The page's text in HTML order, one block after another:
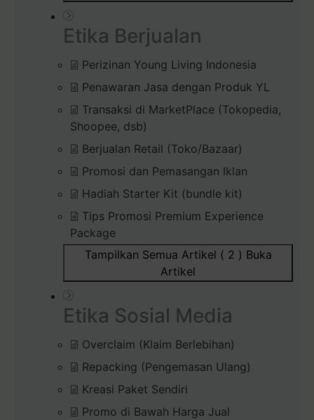
Etika Berjualan
Perizinan Young Living Indonesia
Penawaran Jasa dengan Produk YL
Transaksi di MarketPlace (Tokopedia,
Shoopee, dsb)
Berjualan Retail (Toko/Bazaar)
Promosi dan Pemasangan Iklan
Hadiah Starter Kit (bundle kit)
Tips Promosi Premium Experience
Package
Tampilkan Semua Artikel ( 2 ) Buka
Artikel
Etika Sosial Media
Overclaim (Klaim Berlebihan)
Repacking (Pengemasan Ulang)
Kreasi Paket Sendiri
Promo di Bawah Harga Jual